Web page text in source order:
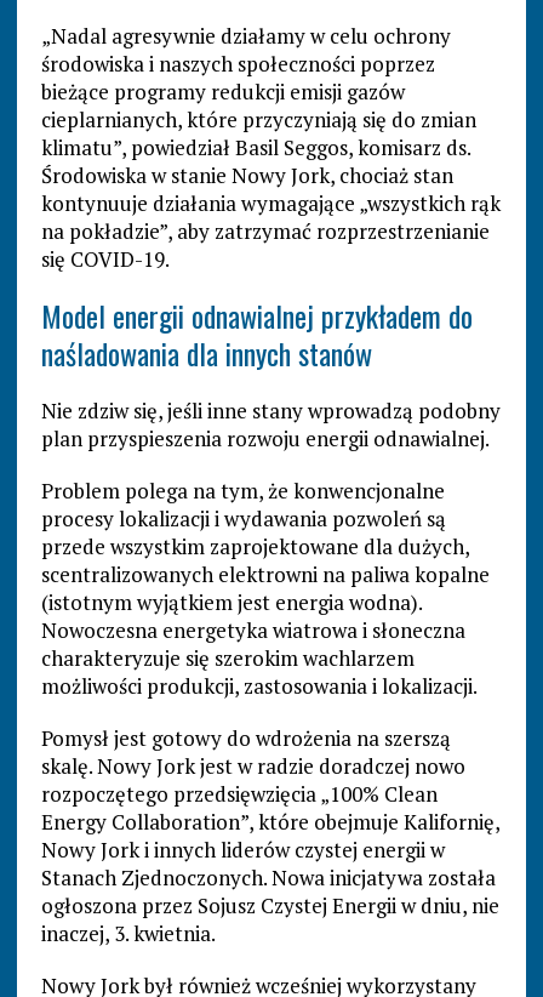
„Nadal agresywnie działamy w celu ochrony
środowiska i naszych społeczności poprzez
bieżące programy redukcji emisji gazów
cieplarnianych, które przyczyniają się do zmian
klimatu”, powiedział Basil Seggos, komisarz ds.
Środowiska w stanie Nowy Jork, chociaż stan
kontynuuje działania wymagające „wszystkich rąk
na pokładzie”, aby zatrzymać rozprzestrzenianie
się COVID-19.
Model energii odnawialnej przykładem do
naśladowania dla innych stanów
Nie zdziw się, jeśli inne stany wprowadzą podobny
plan przyspieszenia rozwoju energii odnawialnej.
Problem polega na tym, że konwencjonalne
procesy lokalizacji i wydawania pozwoleń są
przede wszystkim zaprojektowane dla dużych,
scentralizowanych elektrowni na paliwa kopalne
(istotnym wyjątkiem jest energia wodna).
Nowoczesna energetyka wiatrowa i słoneczna
charakteryzuje się szerokim wachlarzem
możliwości produkcji, zastosowania i lokalizacji.
Pomysł jest gotowy do wdrożenia na szerszą
skalę. Nowy Jork jest w radzie doradczej nowo
rozpoczętego przedsięwzięcia „100% Clean
Energy Collaboration”, które obejmuje Kalifornię,
Nowy Jork i innych liderów czystej energii w
Stanach Zjednoczonych. Nowa inicjatywa została
ogłoszona przez Sojusz Czystej Energii w dniu, nie
inaczej, 3. kwietnia.
Nowy Jork był również wcześniej wykorzystany